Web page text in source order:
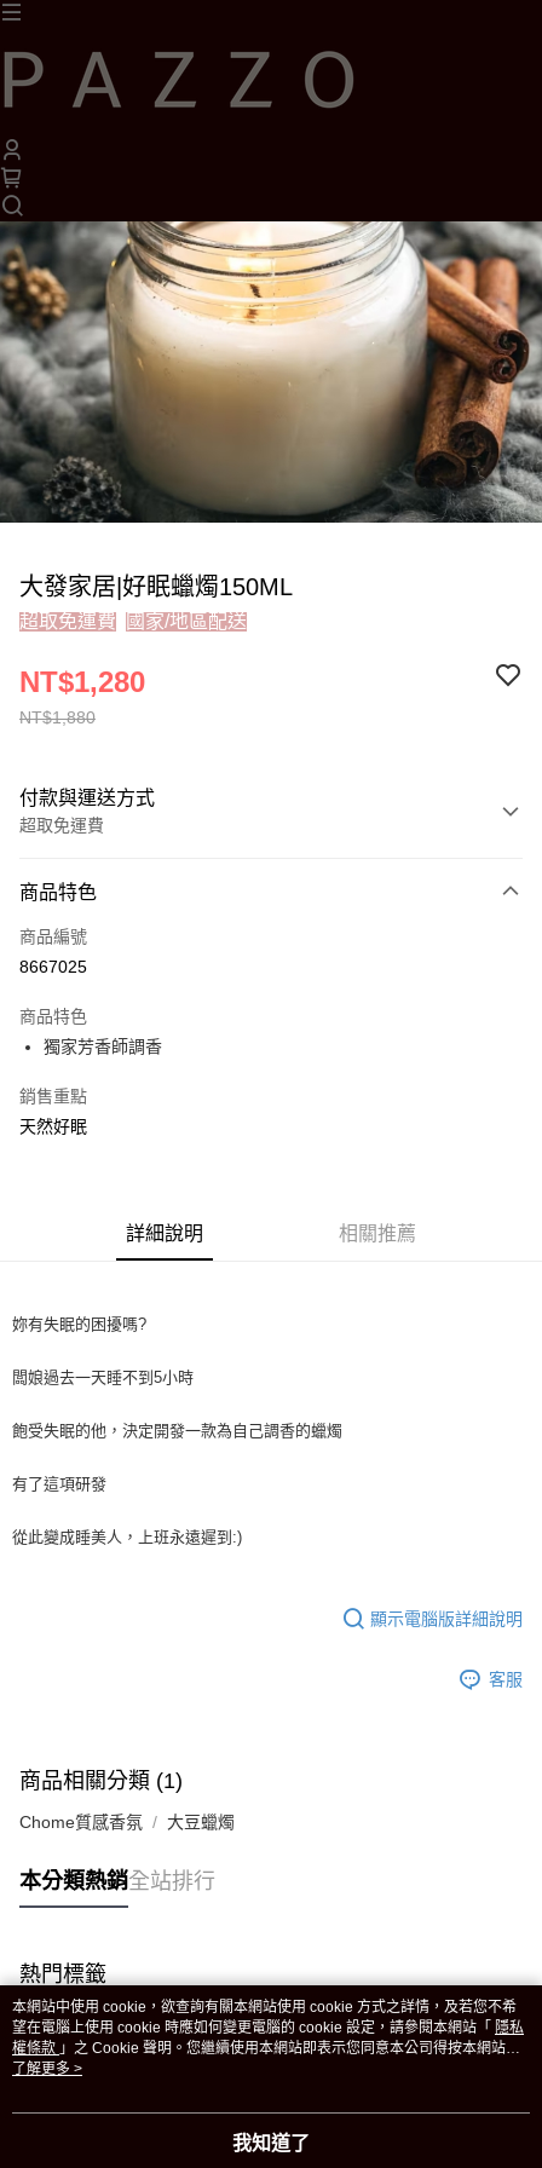
大發家居|好眠蠟燭150ML
超取免運費 國家/地區配送
NT$1,880
NT$1,280
付款與運送方式
超取免運費
信用卡一次付款
Apple Pay
運送方式
付款後全家取貨
免運費
新竹物流
每筆NT$3
黑貓
商品特色
商品編號
8667025
商品特色
獨家芳香師調香
銷售重點
天然好眠
詳細說明 相關推薦
妳有失眠的困擾嗎?
闆娘過去一天睡不到5小時
飽受失眠的他，決定開發一款為自己調香的蠟燭
有了這項研發
從此變成睡美人，上班永遠遲到:)
顯示電腦版詳細說明
客服
商品相關分類 (1)
Chome質感香氛 大豆蠟燭
本分類熱銷全站排行
熱門標籤
本網站中使用 cookie，欲查詢有關本網站使用 cookie 方式之詳情，及若您不希
望在電腦上使用 cookie 時應如何變更電腦的 cookie 設定，請參閱本網站「 隱私
權條款 」之 Cookie 聲明。您繼續使用本網站即表示您同意本公司得按本網站使
用條款之 Cookie 聲明使用 cookie。
了解更多 >
我知道了